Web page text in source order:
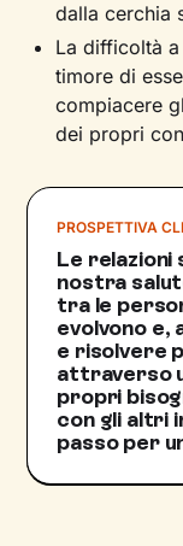
dalla cerchia
La difficoltà
timore di
compiacere
dei propri
PROSPETTIVA
Le relazioni
nostra
tra le
evolvono e,
e risolvere
attraverso
propri
con gli altri
passo per